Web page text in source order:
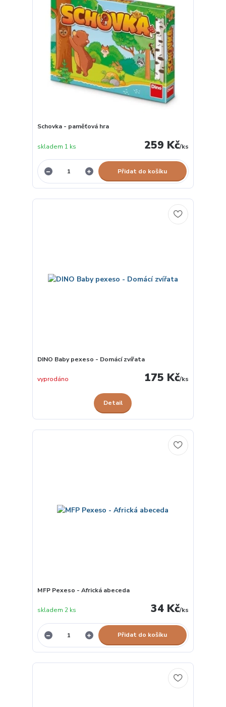
Schovka - paměťová hra
259 Kč/ks
skladem 1 ks
Přidat do košíku
DINO Baby pexeso - Domácí zvířata
175 Kč/ks
vyprodáno
Detail
MFP Pexeso - Africká abeceda
34 Kč/ks
skladem 2 ks
Přidat do košíku